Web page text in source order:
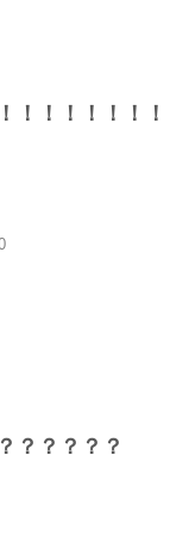
！！！！！！！
？？？？？